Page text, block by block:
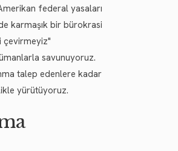
federal yasaları
karmaşık bir bürokrasi
çevirmeyiz"
savunuyoruz.
talep edenlere kadar
yürütüyoruz.